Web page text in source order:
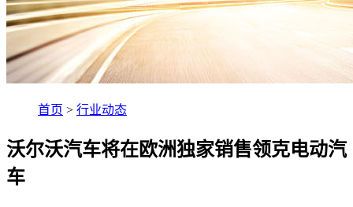
首页 > 行业动态
沃尔沃汽车将在欧洲独家销售领克电动汽
车